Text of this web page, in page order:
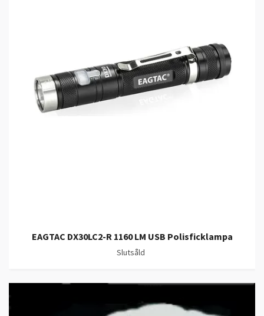
EAGTAC DX30LC2-R 1160 LM USB Polisficklampa
Slutsåld